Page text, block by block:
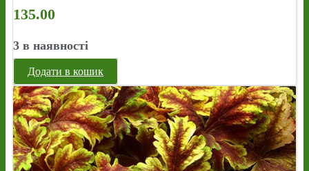
135.00
3 в наявності
Додати в кошик